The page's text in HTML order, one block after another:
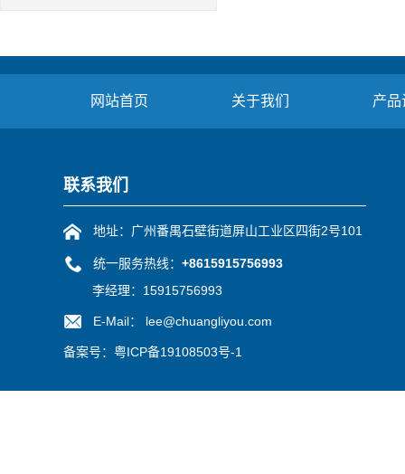
网站首页 关于我们 产品
联系我们
地址：广州番禺石壁街道屏山工业区四街2号101
统一服务热线： +8615915756993
李经理：15915756993
E-Mail： lee@chuangliyou.com
备案号： 粤ICP备19108503号-1